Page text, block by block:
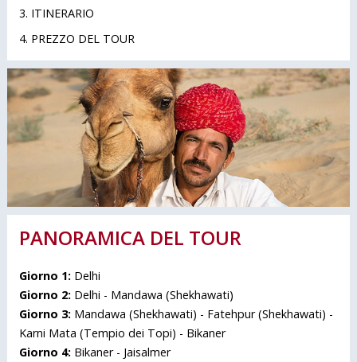
3. ITINERARIO
4. PREZZO DEL TOUR
PANORAMICA DEL TOUR
Giorno 1:Delhi
Giorno 2:Delhi - Mandawa (Shekhawati)
Giorno 3:Mandawa (Shekhawati) - Fatehpur (Shekhawati) -
Karni Mata (Tempio dei Topi) - Bikaner
Giorno 4:Bikaner - Jaisalmer